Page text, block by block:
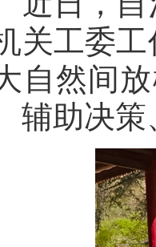
关工委
自然间
辅助决